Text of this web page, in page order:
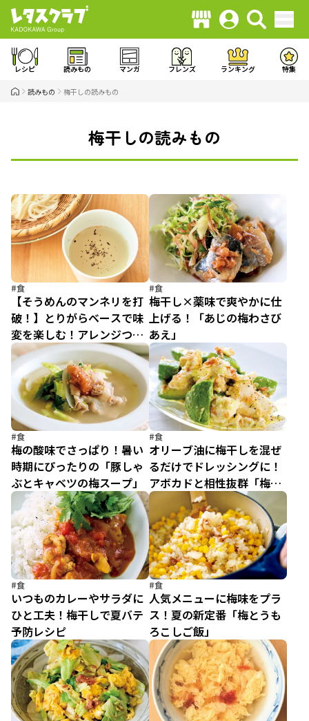
レシピ 読みもの マンガ フレンズ ランキング 特集
読みもの 梅干しの読みもの
梅干しの読みもの
#食
【そうめんのマンネリを打
破！】とりがらベースで味
変を楽しむ！アレンジつゆ
3選
#食
梅干し×薬味で爽やかに仕
上げる！「あじの梅わさび
あえ」
#食
梅の酸味でさっぱり！暑い
時期にぴったりの「豚しゃ
ぶとキャベツの梅スープ」
#食
オリーブ油に梅干しを混ぜ
るだけでドレッシングに！
アボカドと相性抜群「梅モ
ッツァレラ」
#食
いつものカレーやサラダに
ひと工夫！梅干しで夏バテ
予防レシピ
#食
人気メニューに梅味をプラ
ス！夏の新定番「梅とうも
ろこしご飯」